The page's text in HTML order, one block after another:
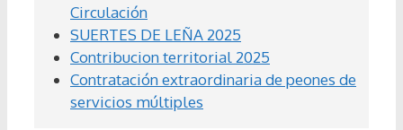
Circulación
SUERTES DE LEÑA 2025
Contribucion territorial 2025
Contratación extraordinaria de peones de
servicios múltiples